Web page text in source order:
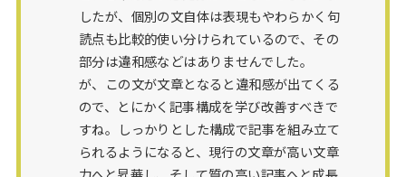
したが、個別の文自体は表現もやわらかく句
読点も比較的使い分けられているので、その
部分は違和感などはありませんでした。
が、この文が文章となると違和感が出てくる
ので、とにかく記事構成を学び改善すべきで
すね。しっかりとした構成で記事を組み立て
られるようになると、現行の文章が高い文章